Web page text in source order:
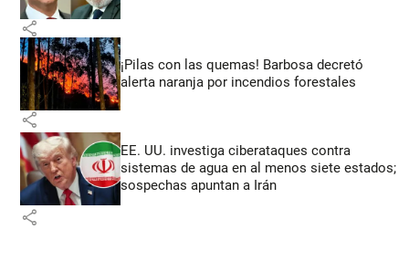
share
¡Pilas con las quemas! Barbosa decretó
alerta naranja por incendios forestales
share
EE. UU. investiga ciberataques contra
sistemas de agua en al menos siete estados;
sospechas apuntan a Irán
share